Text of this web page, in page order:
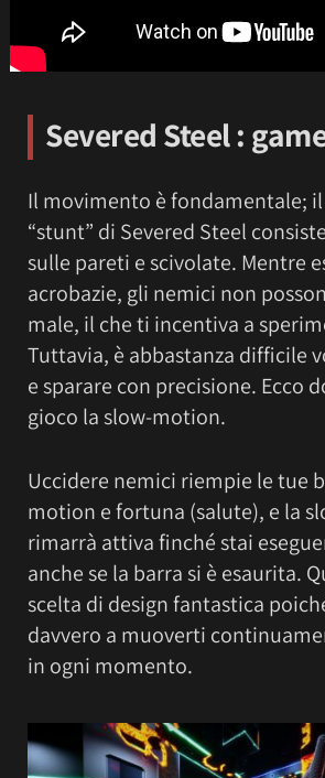
Severed Steel:
Il movimento è fondamentale;
“stunt” di Severed Steel
sulle pareti e scivolate. Mentre
acrobazie, gli nemici non
male, il che ti incentiva a
Tuttavia, è abbastanza difficile
e sparare con precisione. Ecco
gioco la slow-motion.
Uccidere nemici riempie le tue
motion e fortuna (salute), e la
rimarrà attiva finché stai
anche se la barra si è esaurita.
scelta di design fantastica
davvero a muoverti
in ogni momento.